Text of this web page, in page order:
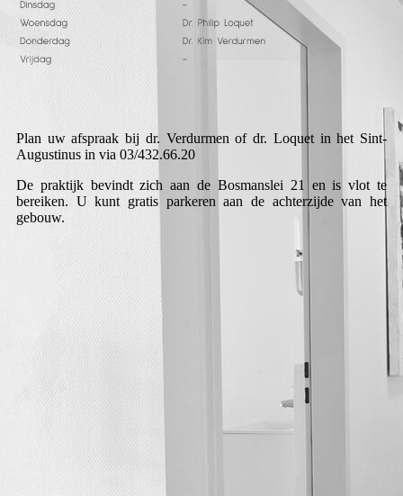
Plan uw afspraak bij dr. Verdurmen of dr. Loquet in het Sint-
Augustinus in via 03/432.66.20
De praktijk bevindt zich aan de Bosmanslei 21 en is vlot te
bereiken. U kunt gratis parkeren aan de achterzijde van het
gebouw.